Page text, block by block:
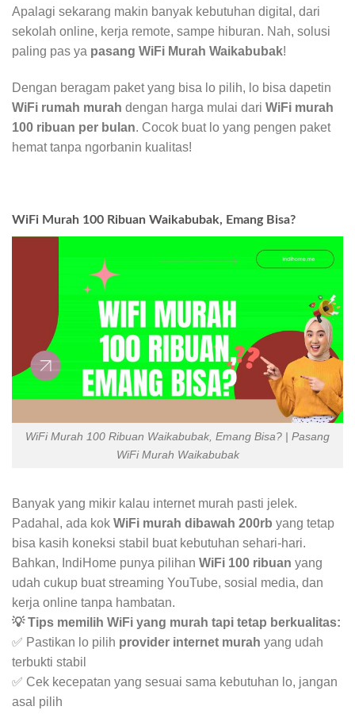
Apalagi sekarang makin banyak kebutuhan digital, dari
sekolah online, kerja remote, sampe hiburan. Nah, solusi
paling pas ya pasang WiFi Murah Waikabubak!
Dengan beragam paket yang bisa lo pilih, lo bisa dapetin
WiFi rumah murah dengan harga mulai dari WiFi murah
100 ribuan per bulan. Cocok buat lo yang pengen paket
hemat tanpa ngorbanin kualitas!
WiFi Murah 100 Ribuan Waikabubak, Emang Bisa?
WiFi Murah 100 Ribuan Waikabubak, Emang Bisa? | Pasang
WiFi Murah Waikabubak
Banyak yang mikir kalau internet murah pasti jelek.
Padahal, ada kok WiFi murah dibawah 200rb yang tetap
bisa kasih koneksi stabil buat kebutuhan sehari-hari.
Bahkan, IndiHome punya pilihan WiFi 100 ribuan yang
udah cukup buat streaming YouTube, sosial media, dan
kerja online tanpa hambatan.
💡 Tips memilih WiFi yang murah tapi tetap berkualitas:
✅ Pastikan lo pilih provider internet murah yang udah
terbukti stabil
✅ Cek kecepatan yang sesuai sama kebutuhan lo, jangan
asal pilih